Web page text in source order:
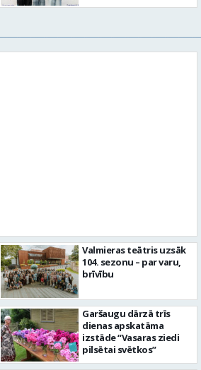
FOTO: Ar
aizvadīta Valmieras
Valmieras teātris uzsāk
104. sezonu – par varu,
brīvību
Garšaugu dārzā trīs
dienas apskatāma
izstāde “Vasaras ziedi
pilsētai svētkos”